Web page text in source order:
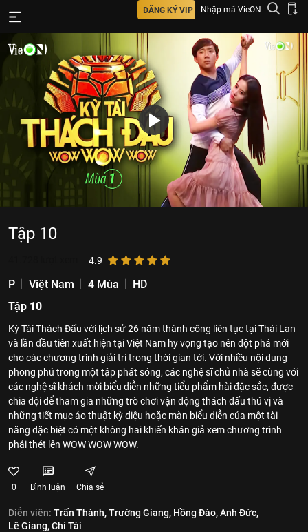
ĐĂNG KÝ VIP Nhập mã VieON
Tập 10
4.9
P Việt Nam 4 Mùa
HD
Tập 10
Kỳ Tài Thách Đấu với lịch sử 26 năm thành công liên tục tại Thái Lan
và lần đầu tiên xuất hiện tại Việt Nam hy vọng tạo nên đột phá mới
cho các chương trình giải trí trong thời gian tới. Với nhiều nội dung
phong phú trong một tập phát sóng, các nghệ sĩ chủ nhà sẽ cùng với
các nghệ sĩ khách mời biểu diễn những tiểu phẩm hài đặc sắc, được
chia đội để tham gia những trò chơi vận động thách đấu thú vị và
những tiết mục ảo thuật kỳ diệu hoặc màn biểu diễn của một tài
năng đặc biệt có một không hai khiến khán giả xem chương trình
phải thét lên WOW WOW WOW.
0 Bình luận Chia sẻ
Diễn viên: Trấn Thành,Trường Giang, Hồng Đào,Anh Đức,
Lê Giang,Chí Tài